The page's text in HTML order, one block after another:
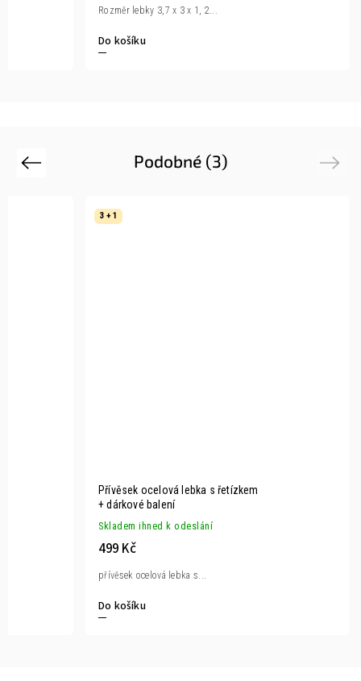
Do košíku
Rozměr lebky 3,7 x 3 x 1, 2...
Podobné (3)
Previous
3 + 1
Přívěsek ocelová lebka s řetízkem
+ dárkové balení
Skladem ihned k odeslání
499 Kč
Do košíku
přívěsek ocelová lebka s...
Next